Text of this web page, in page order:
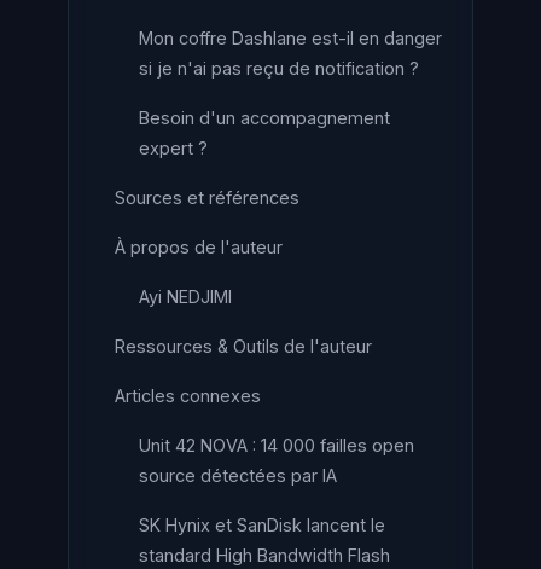
Mon coffre Dashlane est-il en danger
si je n'ai pas reçu de notification ?
Besoin d'un accompagnement
expert ?
Sources et références
À propos de l'auteur
Ayi NEDJIMI
Ressources & Outils de l'auteur
Articles connexes
Unit 42 NOVA : 14 000 failles open
source détectées par IA
SK Hynix et SanDisk lancent le
standard High Bandwidth Flash